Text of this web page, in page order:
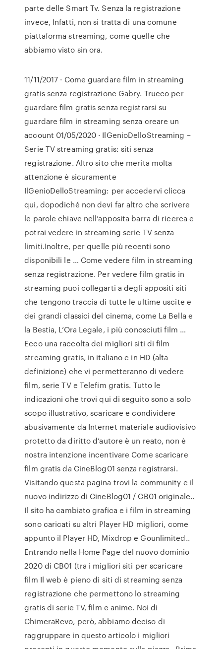
parte delle Smart Tv. Senza la registrazione
invece, Infatti, non si tratta di una comune
piattaforma streaming, come quelle che
abbiamo visto sin ora.
11/11/2017 · Come guardare film in streaming
gratis senza registrazione Gabry. Trucco per
guardare film gratis senza registrarsi su
guardare film in streaming senza creare un
account 01/05/2020 · IlGenioDelloStreaming –
Serie TV streaming gratis: siti senza
registrazione. Altro sito che merita molta
attenzione è sicuramente
IlGenioDelloStreaming: per accedervi clicca
qui, dopodiché non devi far altro che scrivere
le parole chiave nell’apposita barra di ricerca e
potrai vedere in streaming serie TV senza
limiti.Inoltre, per quelle più recenti sono
disponibili le … Come vedere film in streaming
senza registrazione. Per vedere film gratis in
streaming puoi collegarti a degli appositi siti
che tengono traccia di tutte le ultime uscite e
dei grandi classici del cinema, come La Bella e
la Bestia, L’Ora Legale, i più conosciuti film …
Ecco una raccolta dei migliori siti di film
streaming gratis, in italiano e in HD (alta
definizione) che vi permetteranno di vedere
film, serie TV e Telefim gratis. Tutto le
indicazioni che trovi qui di seguito sono a solo
scopo illustrativo, scaricare e condividere
abusivamente da Internet materiale audiovisivo
protetto da diritto d’autore è un reato, non è
nostra intenzione incentivare Come scaricare
film gratis da CineBlog01 senza registrarsi.
Visitando questa pagina trovi la community e il
nuovo indirizzo di CineBlog01 / CB01 originale..
Il sito ha cambiato grafica e i film in streaming
sono caricati su altri Player HD migliori, come
appunto il Player HD, Mixdrop e Gounlimited..
Entrando nella Home Page del nuovo dominio
2020 di CB01 (tra i migliori siti per scaricare
film Il web è pieno di siti di streaming senza
registrazione che permettono lo streaming
gratis di serie TV, film e anime. Noi di
ChimeraRevo, però, abbiamo deciso di
raggruppare in questo articolo i migliori